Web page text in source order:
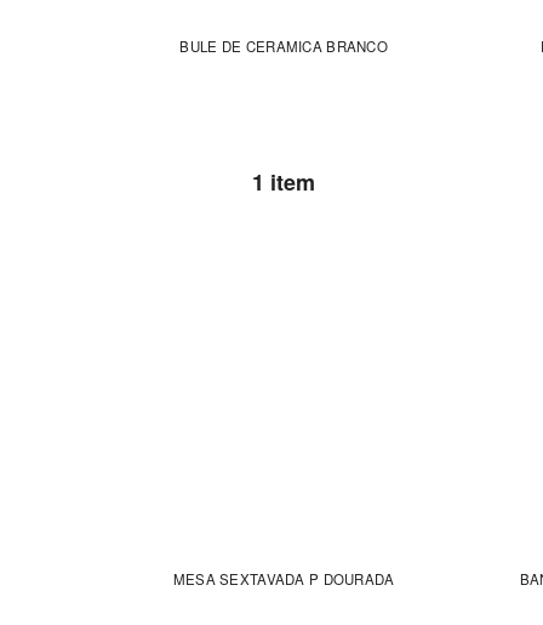
BULE DE CERAMICA BRANCO
1 item
MESA SEXTAVADA P DOURADA